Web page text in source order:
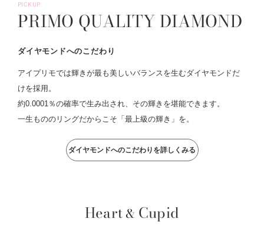
PICKUP
PRIMO QUALITY DIAMOND
ダイヤモンドへのこだわり
アイプリモでは輝きが最も美しいバランスを生むダイヤモンドだ
けを採用。
約0.0001％の確率で生み出され、その輝きを堪能できます。
一生もののリングだからこそ「最上級の輝き」を。
ダイヤモンドへのこだわりを詳しくみる
Heart& Cupid